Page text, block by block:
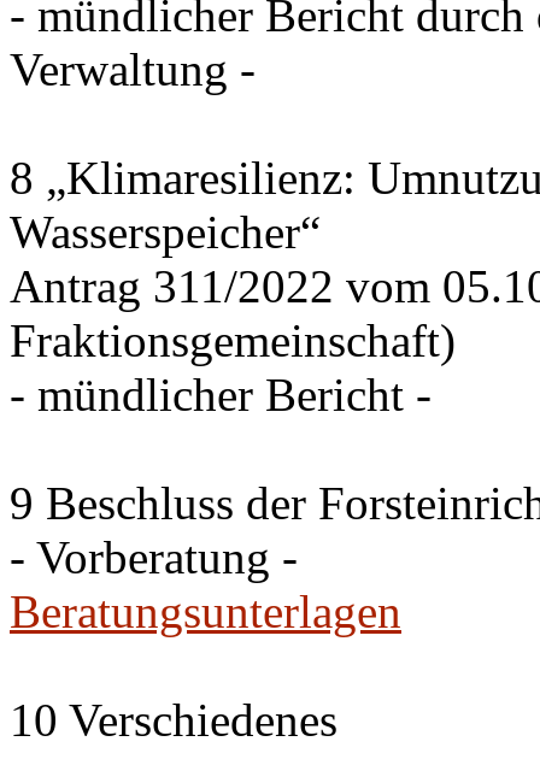
- mündlicher Bericht
Verwaltung -
8 „Klimaresilienz:
Wasserspeicher“
Antrag 311/2022 vom
Fraktionsgemeinschaft)
- mündlicher Bericht -
9 Beschluss der
- Vorberatung -
Beratungsunterlagen
10 Verschiedenes